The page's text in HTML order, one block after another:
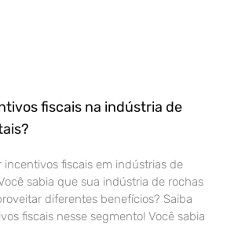
fiscais na indústria de
incentivos fiscais em indústrias de
sabia que sua indústria de rochas
diferentes benefícios? Saiba
fiscais nesse segmento! Você sabia